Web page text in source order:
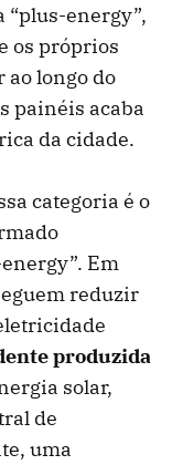
energy”,
os próprios
longo do
painéis acaba
da cidade.
categoria é o
Em
reduzir
produzida
solar,
de
uma